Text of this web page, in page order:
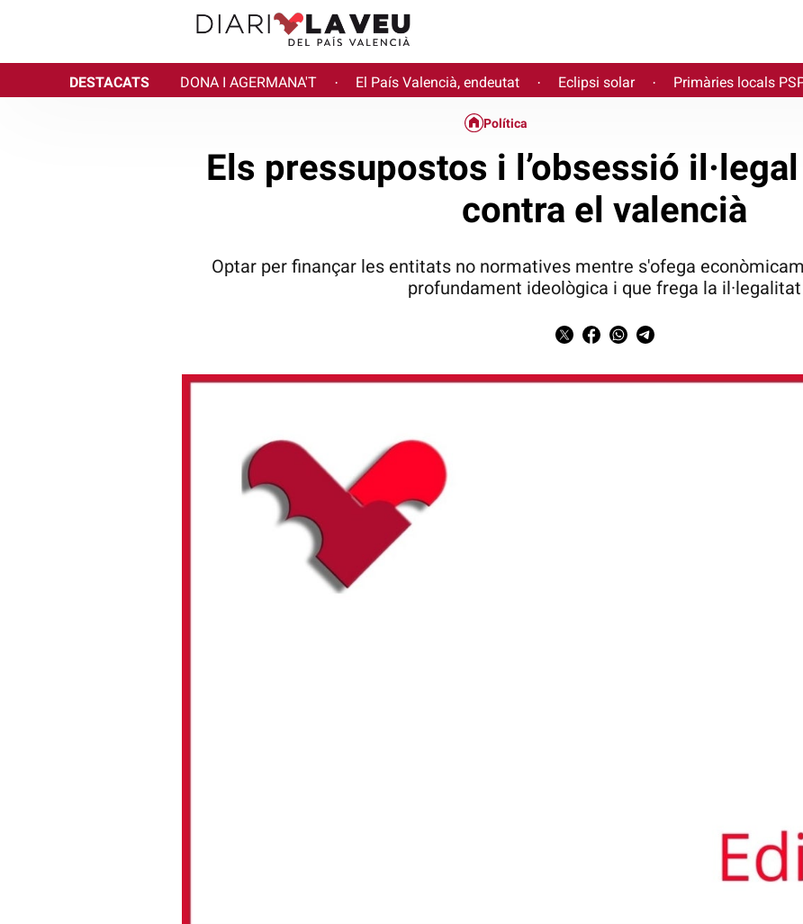
DESTACATS DONA I AGERMANA'T · El País Valencià, endeutat · Eclipsi solar · Primàries locals
Política
Els pressupostos i l’obsessió
contra el valencià
Optar per finançar les entitats no normatives mentre s'ofega
profundament ideològica i que frega la il·legalitat